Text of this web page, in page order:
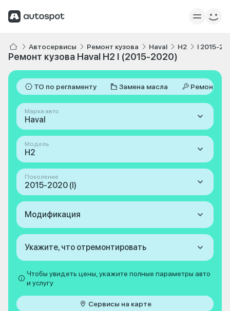
Автосервисы Ремонт кузова Haval H2 I 2015-
Ремонт кузова Haval H2 I (2015-2020)
ТО по регламенту Замена масла Ремонт
Марка авто
Haval
Модель
H2
Поколение
2015-2020 (I)
Модификация
Укажите, что отремонтировать
Чтобы увидеть цены, укажите полные параметры авто
и услугу
Сервисы на карте